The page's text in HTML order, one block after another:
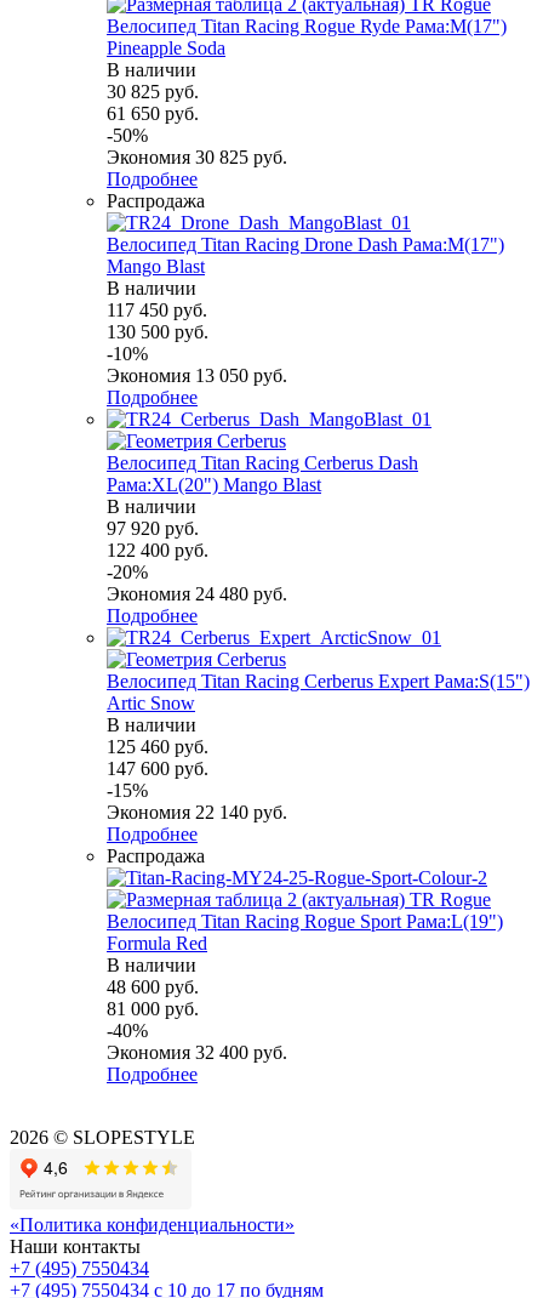
Велосипед Titan Racing Rogue Ryde Рама:M(17")
Pineapple Soda
В наличии
30 825 руб.
61 650 руб.
-50%
Экономия 30 825 руб.
Подробнее
Распродажа
Велосипед Titan Racing Drone Dash Рама:M(17")
Mango Blast
В наличии
117 450 руб.
130 500 руб.
-10%
Экономия 13 050 руб.
Подробнее
Велосипед Titan Racing Cerberus Dash
Рама:XL(20") Mango Blast
В наличии
97 920 руб.
122 400 руб.
-20%
Экономия 24 480 руб.
Подробнее
Велосипед Titan Racing Cerberus Expert Рама:S(15")
Artic Snow
В наличии
125 460 руб.
147 600 руб.
-15%
Экономия 22 140 руб.
Подробнее
Распродажа
Велосипед Titan Racing Rogue Sport Рама:L(19")
Formula Red
В наличии
48 600 руб.
81 000 руб.
-40%
Экономия 32 400 руб.
Подробнее
2026 © SLOPESTYLE
«Политика конфиденциальности»
Наши контакты
+7 (495) 7550434
+7 (495) 7550434 с 10 до 17 по будням